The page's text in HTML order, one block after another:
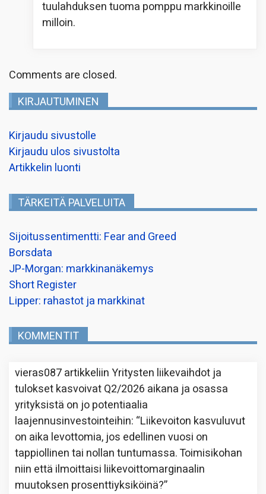
tuulahduksen tuoma pomppu markkinoille
milloin.
Comments are closed.
KIRJAUTUMINEN
Kirjaudu sivustolle
Kirjaudu ulos sivustolta
Artikkelin luonti
TÄRKEITÄ PALVELUITA
Sijoitussentimentti: Fear and Greed
Borsdata
JP-Morgan: markkinanäkemys
Short Register
Lipper: rahastot ja markkinat
KOMMENTIT
vieras087artikkeliinYritysten liikevaihdot ja
tulokset kasvoivat Q2/2026 aikana ja osassa
yrityksistä on jo potentiaalia
laajennusinvestointeihin: “Liikevoiton kasvuluvut
on aika levottomia, jos edellinen vuosi on
tappiollinen tai nollan tuntumassa. Toimisikohan
niin että ilmoittaisi liikevoittomarginaalin
muutoksen prosenttiyksiköinä?”